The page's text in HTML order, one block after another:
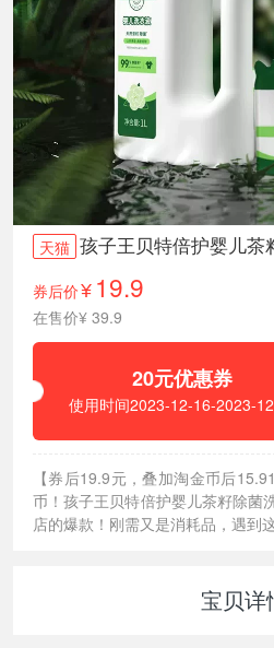
天猫 孩子王贝特倍护婴儿茶
券后价¥ 19.9
在售价¥ 39.9
20元优惠券
使用时间2023-12-16-2023-
【券后19.9元，叠加淘金币后
币！孩子王贝特倍护婴儿茶籽除菌
店的爆款！刚需又是消耗品，遇到
宝贝详